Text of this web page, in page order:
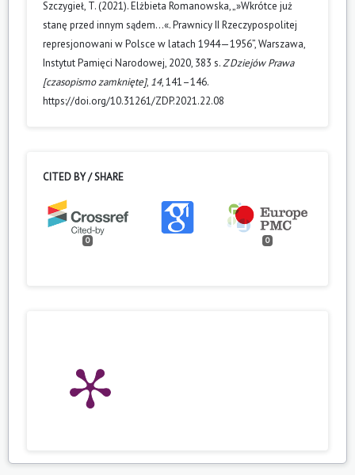
Szczygieł, T. (2021). Elżbieta Romanowska, „»Wkrótce już
stanę przed innym sądem…«. Prawnicy II Rzeczypospolitej
represjonowani w Polsce w latach 1944—1956”, Warszawa,
Instytut Pamięci Narodowej, 2020, 383 s.Z Dziejów Prawa
[czasopismo zamknięte], 14, 141–146.
https://doi.org/10.31261/ZDP.2021.22.08
CITED BY / SHARE
0 0